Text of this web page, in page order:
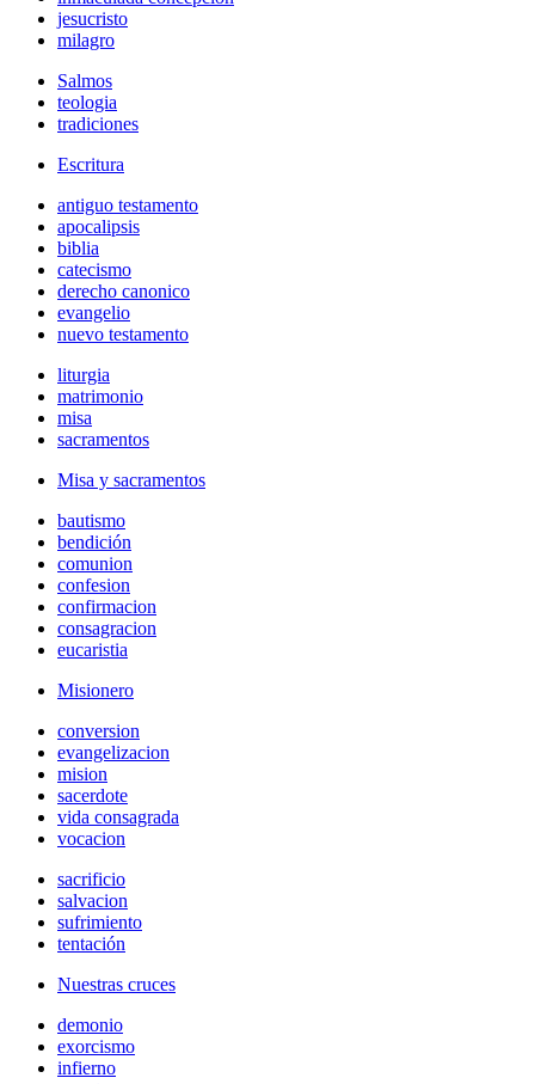
jesucristo
milagro
Salmos
teologia
tradiciones
Escritura
antiguo testamento
apocalipsis
biblia
catecismo
derecho canonico
evangelio
nuevo testamento
liturgia
matrimonio
misa
sacramentos
Misa y sacramentos
bautismo
bendición
comunion
confesion
confirmacion
consagracion
eucaristia
Misionero
conversion
evangelizacion
mision
sacerdote
vida consagrada
vocacion
sacrificio
salvacion
sufrimiento
tentación
Nuestras cruces
demonio
exorcismo
infierno